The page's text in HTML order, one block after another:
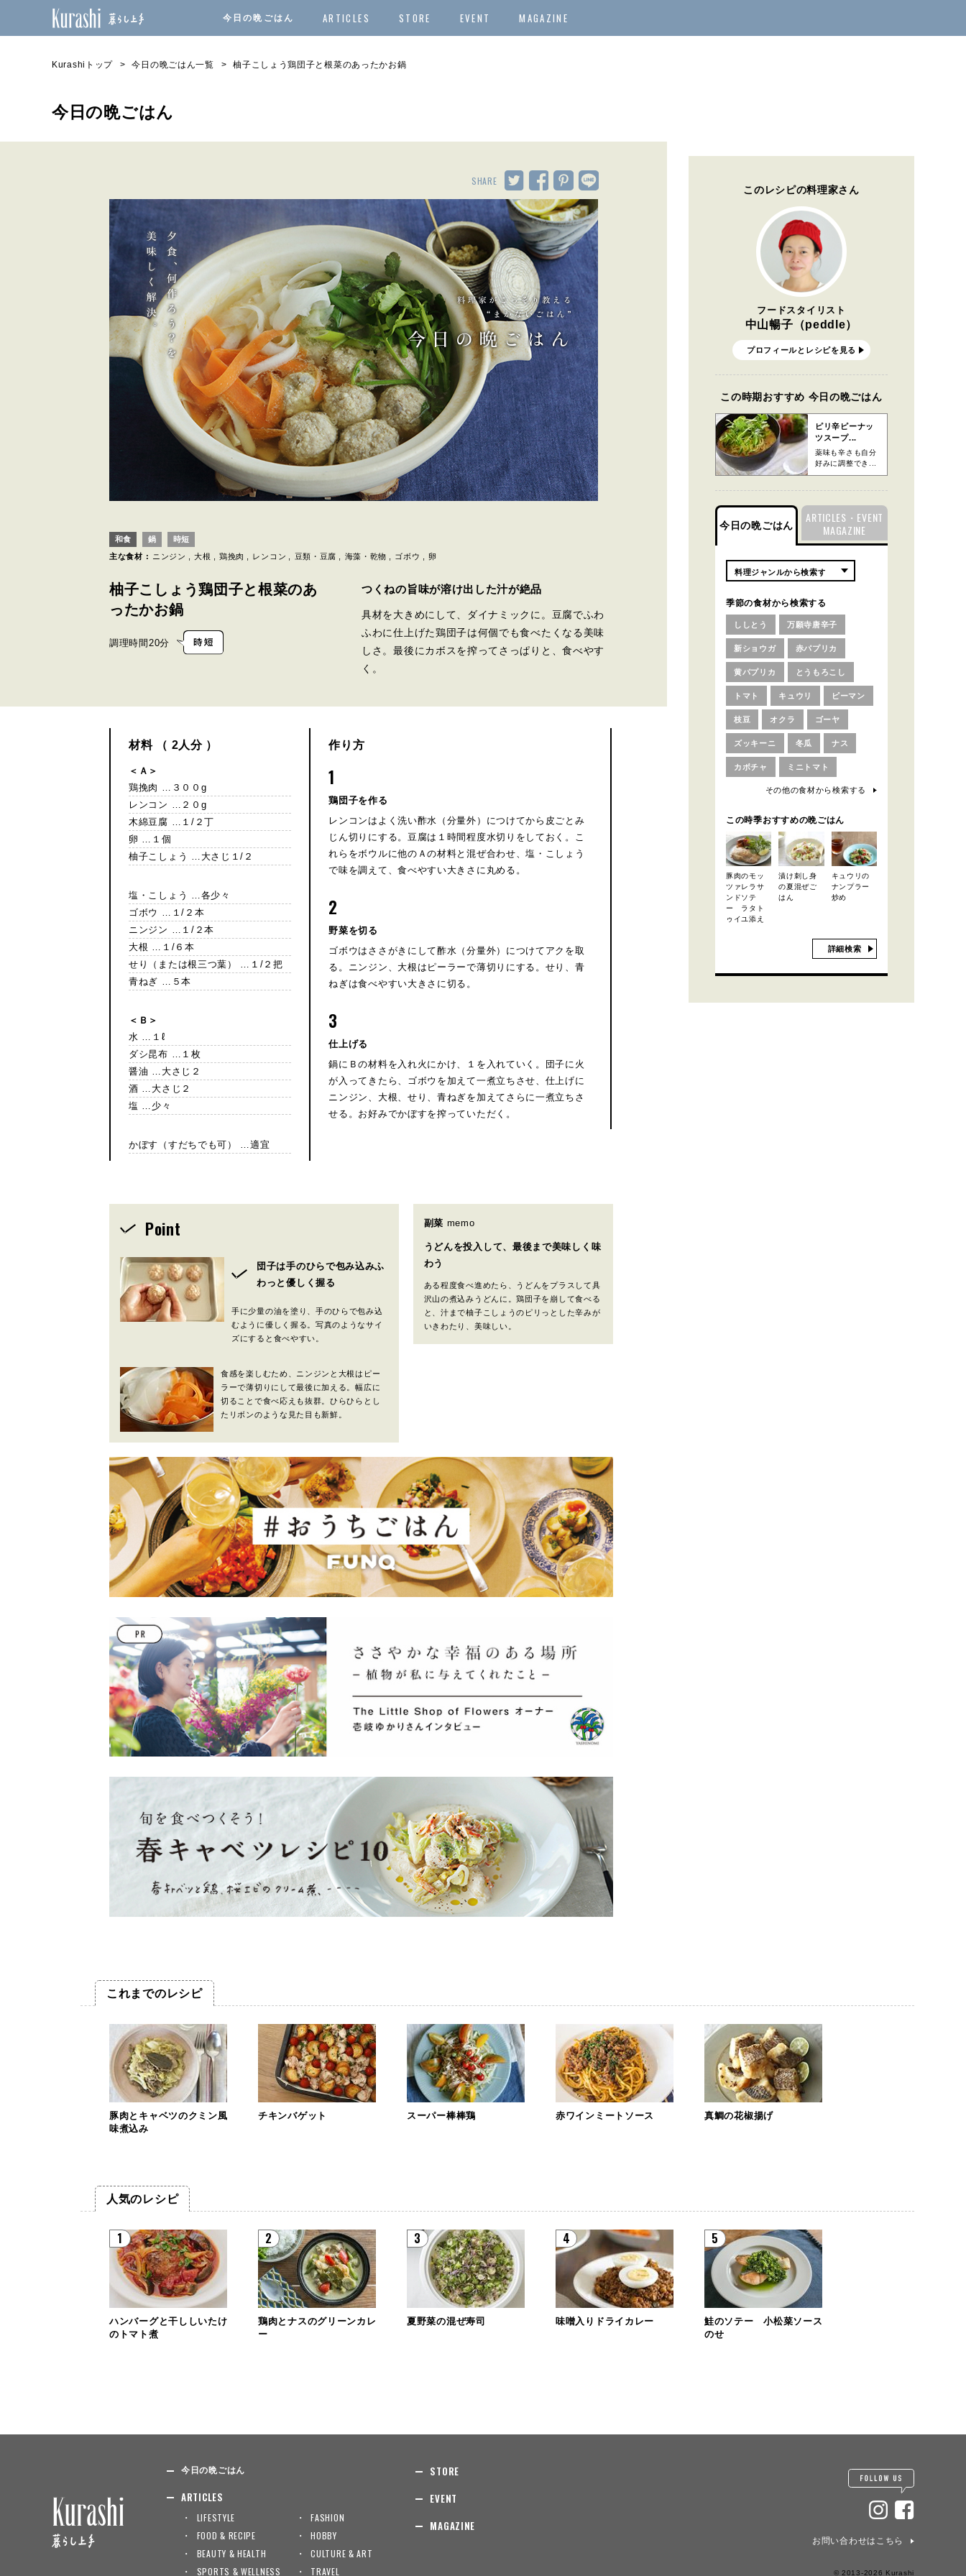
今日の晩ごはん ARTICLES STORE EVENT MAGAZINE
Kurashiトップ 今日の晩ごはん一覧 柚子こしょう鶏団子と根菜のあったかお鍋
今日の晩ごはん
SHARE
和食 鍋
時短
主な食材 :
ニンジン 大根 鶏挽肉 レンコン 豆類・豆腐 海藻・乾物 ゴボウ 卵
柚子こしょう鶏団子と根菜のあ
ったかお鍋
調理時間 20分
つくねの旨味が溶け出した汁が絶品
具材を大きめにして、ダイナミックに。豆腐でふわ
ふわに仕上げた鶏団子は何個でも食べたくなる美味
しさ。最後にカボスを搾ってさっぱりと、食べやす
く。
材料 （ 2人分 ）
＜Ａ＞
鶏挽肉 …３００g
レンコン …２０g
木綿豆腐 …１/２丁
卵 …１個
柚子こしょう …大さじ１/２
塩・こしょう …各少々
ゴボウ …１/２本
ニンジン …１/２本
大根 …１/６本
せり（または根三つ葉） …１/２把
青ねぎ …５本
＜Ｂ＞
水 …１ℓ
ダシ昆布 …１枚
醤油 …大さじ２
酒 …大さじ２
塩 …少々
かぼす（すだちでも可） …適宜
作り方
1
鶏団子を作る
レンコンはよく洗い酢水（分量外）につけてから皮ごとみ
じん切りにする。豆腐は１時間程度水切りをしておく。こ
れらをボウルに他のＡの材料と混ぜ合わせ、塩・こしょう
で味を調えて、食べやすい大きさに丸める。
2
野菜を切る
ゴボウはささがきにして酢水（分量外）につけてアクを取
る。ニンジン、大根はピーラーで薄切りにする。せり、青
ねぎは食べやすい大きさに切る。
3
仕上げる
鍋にＢの材料を入れ火にかけ、１を入れていく。団子に火
が入ってきたら、ゴボウを加えて一煮立ちさせ、仕上げに
ニンジン、大根、せり、青ねぎを加えてさらに一煮立ちさ
せる。お好みでかぼすを搾っていただく。
Point
団子は手のひらで包み込みふ
わっと優しく握る
手に少量の油を塗り、手のひらで包み込
むように優しく握る。写真のようなサイ
ズにすると食べやすい。
食感を楽しむため、ニンジンと大根はピー
ラーで薄切りにして最後に加える。幅広に
切ることで食べ応えも抜群。ひらひらとし
たリボンのような見た目も新鮮。
副菜 memo
うどんを投入して、最後まで美味しく味
わう
ある程度食べ進めたら、うどんをプラスして具
沢山の煮込みうどんに。鶏団子を崩して食べる
と、汁まで柚子こしょうのピリっとした辛みが
いきわたり、美味しい。
このレシピの料理家さん
フードスタイリスト
中山暢子（peddle）
プロフィールとレシピを見る
この時期おすすめ 今日の晩ごはん
ピリ辛ピーナッ
ツスープ...
薬味も辛さも自分
好みに調整でき...
今日の晩ごはん
ARTICLES・EVENT
MAGAZINE
季節の食材から検索する
ししとう 万願寺唐辛子
新ショウガ 赤パプリカ
黄パプリカ とうもろこし
トマト キュウリ ピーマン
枝豆 オクラ ゴーヤ
ズッキーニ 冬瓜 ナス
カボチャ ミニトマト
その他の食材から検索する
この時季おすすめの晩ごはん
豚肉のモッ
ツァレラサ
ンドソテ
ー ラタト
ゥイユ添え
漬け刺し身
の夏混ぜご
はん
キュウリの
ナンプラー
炒め
詳細検索
これまでのレシピ
豚肉とキャベツのクミン風
味煮込み
チキンバゲット スーパー棒棒鶏 赤ワインミートソース 真鯛の花椒揚げ
人気のレシピ
1
ハンバーグと干ししいたけ
のトマト煮
2
鶏肉とナスのグリーンカレ
ー
3
夏野菜の混ぜ寿司
4
味噌入りドライカレー
5
鮭のソテー 小松菜ソース
のせ
今日の晩ごはん
ARTICLES
LIFESTYLE
FOOD & RECIPE
BEAUTY & HEALTH
SPORTS & WELLNESS
FASHION
HOBBY
CULTURE & ART
TRAVEL
STORE
EVENT
MAGAZINE
お問い合わせはこちら
© 2013-2026 Kurashi